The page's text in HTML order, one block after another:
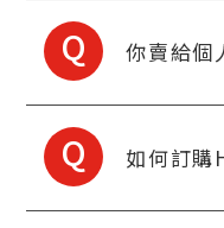
Q 你賣給個
Q 如何訂購